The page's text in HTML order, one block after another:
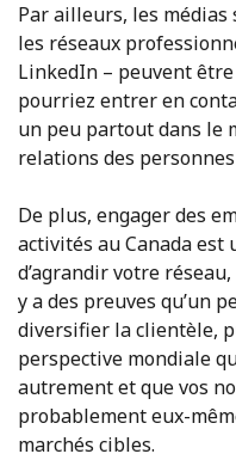
Par ailleurs, les
les réseaux
LinkedIn – peuvent
pourriez entrer en
un peu partout dans le
relations des
De plus, engager des
activités au Canada
d’agrandir votre
y a des preuves qu’un
diversifier la clientèle,
perspective mondiale
autrement et que vos
probablement eux-
marchés cibles.